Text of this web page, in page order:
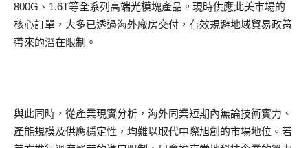
800G、1.6T等全系列高端光模塊產品。現時供應北美市場的
核心訂單，大多已透過海外廠房交付，有效規避地域貿易政策
帶來的潛在限制。
與此同時，從產業現實分析，海外同業短期內無論技術實力、
產能規模及供應穩定性，均難以取代中際旭創的市場地位。若